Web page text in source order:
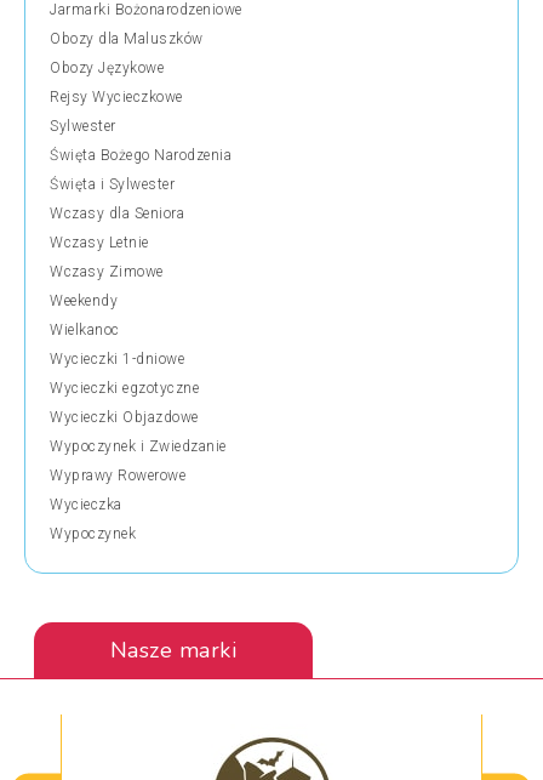
Jarmarki Bożonarodzeniowe
Obozy dla Maluszków
Obozy Językowe
Rejsy Wycieczkowe
Sylwester
Święta Bożego Narodzenia
Święta i Sylwester
Wczasy dla Seniora
Wczasy Letnie
Wczasy Zimowe
Weekendy
Wielkanoc
Wycieczki 1-dniowe
Wycieczki egzotyczne
Wycieczki Objazdowe
Wypoczynek i Zwiedzanie
Wyprawy Rowerowe
Wycieczka
Wypoczynek
Nasze marki